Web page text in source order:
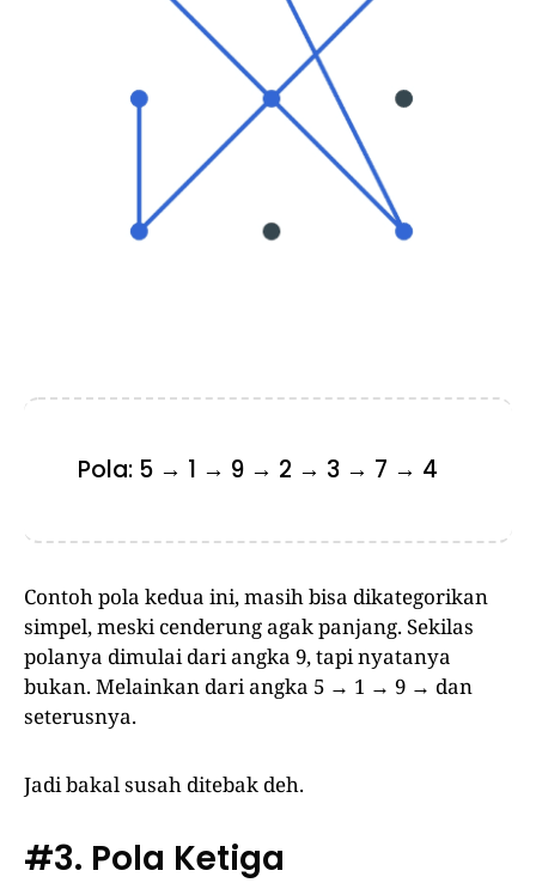
Pola: 5 → 1 → 9 → 2 → 3 → 7 → 4
Contoh pola kedua ini, masih bisa dikategorikan
simpel, meski cenderung agak panjang. Sekilas
polanya dimulai dari angka 9, tapi nyatanya
bukan. Melainkan dari angka 5 → 1 → 9 → dan
seterusnya.
Jadi bakal susah ditebak deh.
#3. Pola Ketiga